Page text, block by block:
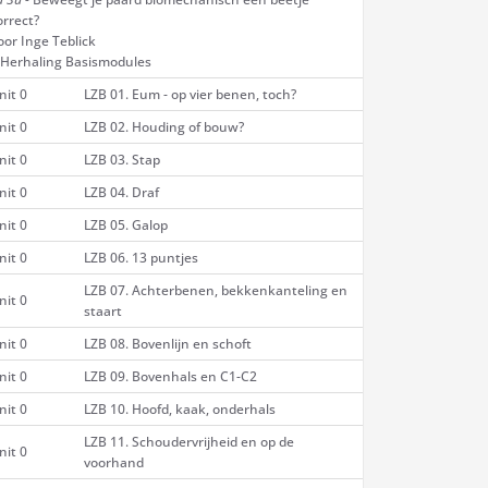
Inge Teblick
Basismodules
0
LZB 01. Eum - op vier benen, toch?
0
LZB 02. Houding of bouw?
0
LZB 03. Stap
0
LZB 04. Draf
0
LZB 05. Galop
0
LZB 06. 13 puntjes
0
LZB 07. Achterbenen, bekkenkanteling en
staart
0
LZB 08. Bovenlijn en schoft
0
LZB 09. Bovenhals en C1-C2
0
LZB 10. Hoofd, kaak, onderhals
0
LZB 11. Schoudervrijheid en op de
voorhand